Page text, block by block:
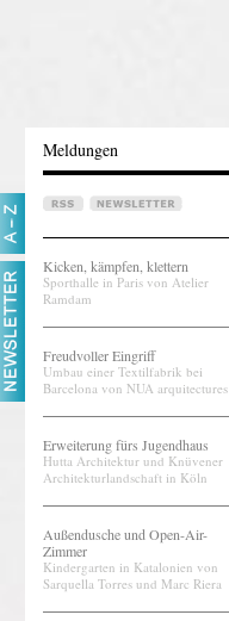
Meldungen
Kicken, kämpfen, klettern
Sporthalle in Paris von Atelier
Ramdam
Freudvoller Eingriff
Umbau einer Textilfabrik bei
Barcelona von NUA arquitectures
Erweiterung fürs Jugendhaus
Hutta Architektur und Knüvener
Architekturlandschaft in Köln
Außendusche und Open-Air-
Zimmer
Kindergarten in Katalonien von
Sarquella Torres und Marc Riera